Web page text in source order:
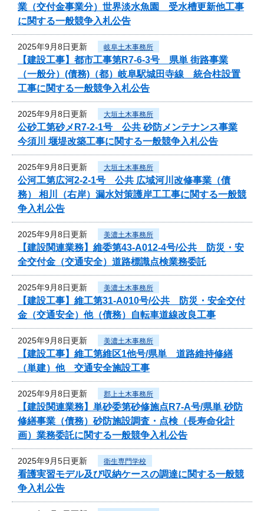
業（交付金事業分）世界淡水魚園 受水槽更新他工事
に関する一般競争入札公告
2025年9月8日更新 岐阜土木事務所
【建設工事】都市工事第R7-6-3号 県単 街路事業
（一般分）(債務)（都）岐阜駅城田寺線 統合柱設置
工事に関する一般競争入札公告
2025年9月8日更新 大垣土木事務所
公砂工第砂メR7-2-1号 公共 砂防メンテナンス事業
今須川 堰堤改築工事に関する一般競争入札公告
2025年9月8日更新 大垣土木事務所
公河工第広河2-2-1号 公共 広域河川改修事業（債
務） 相川（右岸）漏水対策護岸工工事に関する一般競
争入札公告
2025年9月8日更新 美濃土木事務所
【建設関連業務】維委第43-A012-4号/公共 防災・安
全交付金（交通安全）道路標識点検業務委託
2025年9月8日更新 美濃土木事務所
【建設工事】維工第31-A010号/公共 防災・安全交付
金（交通安全）他（債務）自転車道線改良工事
2025年9月8日更新 美濃土木事務所
【建設工事】維工第維区1他号/県単 道路維持修繕
（単建）他 交通安全施設工事
2025年9月8日更新 郡上土木事務所
【建設関連業務】単砂委第砂修施点R7-A号/県単 砂防
修繕事業（債務）砂防施設調査・点検（長寿命化計
画）業務委託に関する一般競争入札公告
2025年9月5日更新 衛生専門学校
看護実習モデル及び収納ケースの調達に関する一般競
争入札公告